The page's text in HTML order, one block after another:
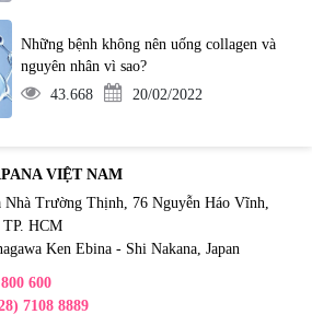
Những bệnh không nên uống collagen và
nguyên nhân vì sao?
43.668
20/02/2022
VIỆT NAM
Nhà Trường Thịnh, 76 Nguyễn Háo Vĩnh,
TP. HCM
Ken Ebina - Shi Nakana, Japan
600
7108 8889